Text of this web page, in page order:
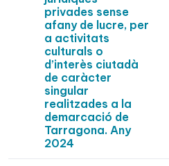
privades sense
afany de lucre, per
a activitats
culturals o
d’interès ciutadà
de caràcter
singular
realitzades a la
demarcació de
Tarragona. Any
2024